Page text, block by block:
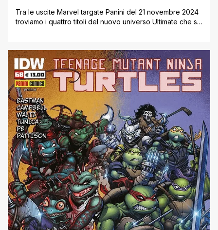
Tra le uscite Marvel targate Panini del 21 novembre 2024
troviamo i quattro titoli del nuovo universo Ultimate che si
DeMatteis ambientata ai primissimi tempi della carriera in
costume di Peter Parker in Spider-Man: l'Ombra del [']